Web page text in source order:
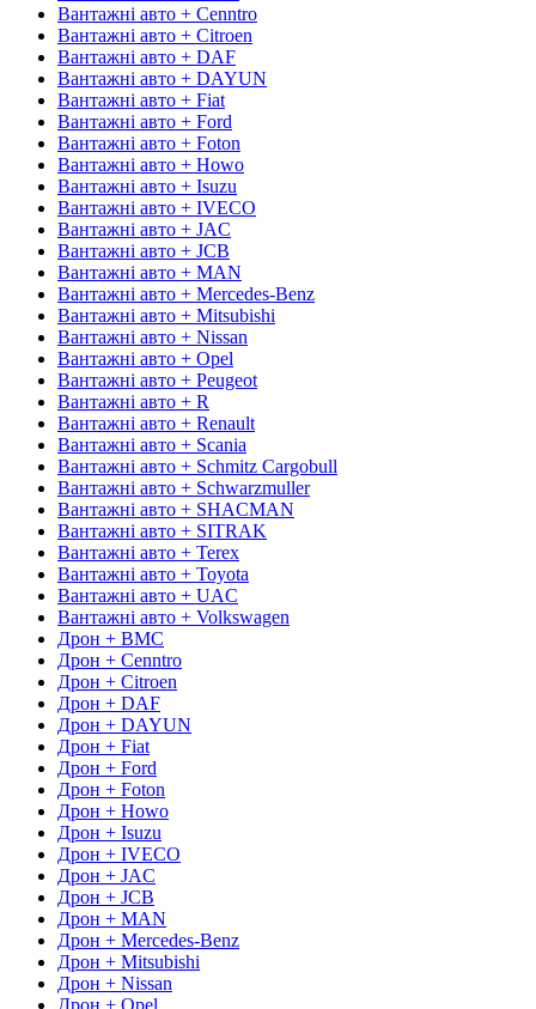
Вантажні авто + Cenntro
Вантажні авто + Citroen
Вантажні авто + DAF
Вантажні авто + DAYUN
Вантажні авто + Fiat
Вантажні авто + Ford
Вантажні авто + Foton
Вантажні авто + Howo
Вантажні авто + Isuzu
Вантажні авто + IVECO
Вантажні авто + JAC
Вантажні авто + JCB
Вантажні авто + MAN
Вантажні авто + Mercedes-Benz
Вантажні авто + Mitsubishi
Вантажні авто + Nissan
Вантажні авто + Opel
Вантажні авто + Peugeot
Вантажні авто + R
Вантажні авто + Renault
Вантажні авто + Scania
Вантажні авто + Schmitz Cargobull
Вантажні авто + Schwarzmuller
Вантажні авто + SHACMAN
Вантажні авто + SITRAK
Вантажні авто + Terex
Вантажні авто + Toyota
Вантажні авто + UAC
Вантажні авто + Volkswagen
Дрон + BMC
Дрон + Cenntro
Дрон + Citroen
Дрон + DAF
Дрон + DAYUN
Дрон + Fiat
Дрон + Ford
Дрон + Foton
Дрон + Howo
Дрон + Isuzu
Дрон + IVECO
Дрон + JAC
Дрон + JCB
Дрон + MAN
Дрон + Mercedes-Benz
Дрон + Mitsubishi
Дрон + Nissan
Дрон + Opel